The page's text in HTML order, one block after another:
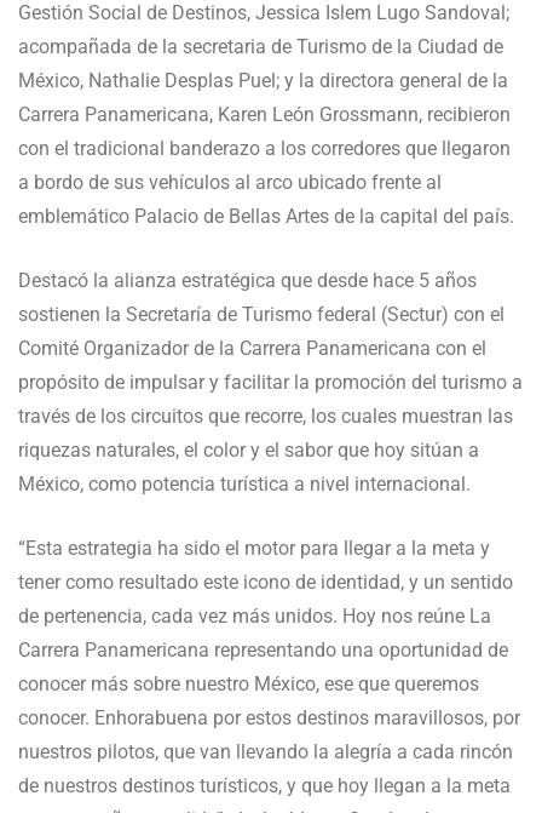
Gestión Social de Destinos, Jessica Islem Lugo Sandoval;
acompañada de la secretaria de Turismo de la Ciudad de
México, Nathalie Desplas Puel; y la directora general de la
Carrera Panamericana, Karen León Grossmann, recibieron
con el tradicional banderazo a los corredores que llegaron
a bordo de sus vehículos al arco ubicado frente al
emblemático Palacio de Bellas Artes de la capital del país.
Destacó la alianza estratégica que desde hace 5 años
sostienen la Secretaría de Turismo federal (Sectur) con el
Comité Organizador de la Carrera Panamericana con el
propósito de impulsar y facilitar la promoción del turismo a
través de los circuitos que recorre, los cuales muestran las
riquezas naturales, el color y el sabor que hoy sitúan a
México, como potencia turística a nivel internacional.
“Esta estrategia ha sido el motor para llegar a la meta y
tener como resultado este icono de identidad, y un sentido
de pertenencia, cada vez más unidos. Hoy nos reúne La
Carrera Panamericana representando una oportunidad de
conocer más sobre nuestro México, ese que queremos
conocer. Enhorabuena por estos destinos maravillosos, por
nuestros pilotos, que van llevando la alegría a cada rincón
de nuestros destinos turísticos, y que hoy llegan a la meta